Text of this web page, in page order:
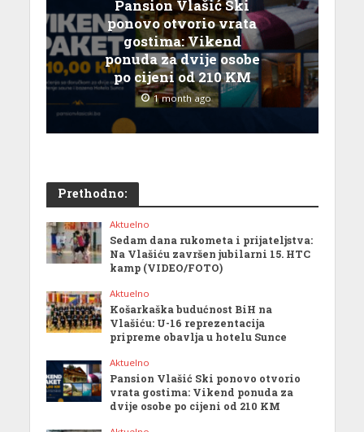
Pansion Vlašić Ski
ponovo otvorio vrata
gostima: Vikend
ponuda za dvije osobe
po cijeni od 210 KM
1 month ago
Prethodno:
Aktuelno
Sedam dana rukometa i prijateljstva:
Na Vlašiću završen jubilarni 15. HTC
kamp (VIDEO/FOTO)
Aktuelno
Košarkaška budućnost BiH na
Vlašiću: U-16 reprezentacija
pripreme obavlja u hotelu Sunce
Aktuelno
Pansion Vlašić Ski ponovo otvorio
vrata gostima: Vikend ponuda za
dvije osobe po cijeni od 210 KM